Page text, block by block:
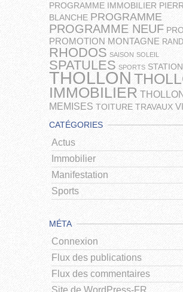
PROGRAMME IMMOBILIER
BLANCHE PROGRAMME
PROGRAMME NEUF
PROMOTION MONTAGNE
RHODOS SAISON SOLEIL
SPATULES SPORTS STATION
THOLLON
IMMOBILIER
MEMISES TOITURE TRAVAUX
CATÉGORIES
Actus
Immobilier
Manifestation
Sports
MÉTA
Connexion
Flux des publications
Flux des commentaires
Site de WordPress-FR